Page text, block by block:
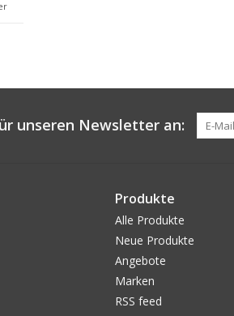
unseren Newsletter an:
Produkte
Alle Produkte
Neue Produkte
Angebote
Marken
RSS feed